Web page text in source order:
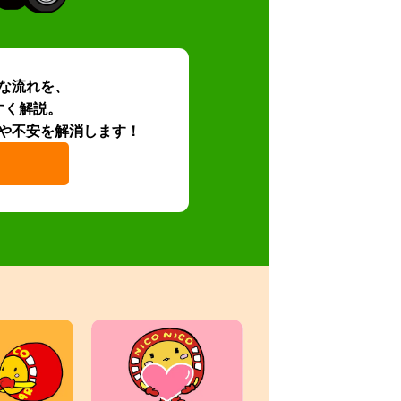
流れを、
解説。
不安を解消します！